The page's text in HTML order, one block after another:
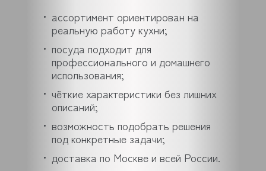
ассортимент ориентирован на
реальную работу кухни;
посуда подходит для
профессионального и домашнего
использования;
чёткие характеристики без лишних
описаний;
возможность подобрать решения
под конкретные задачи;
доставка по Москве и всей России.